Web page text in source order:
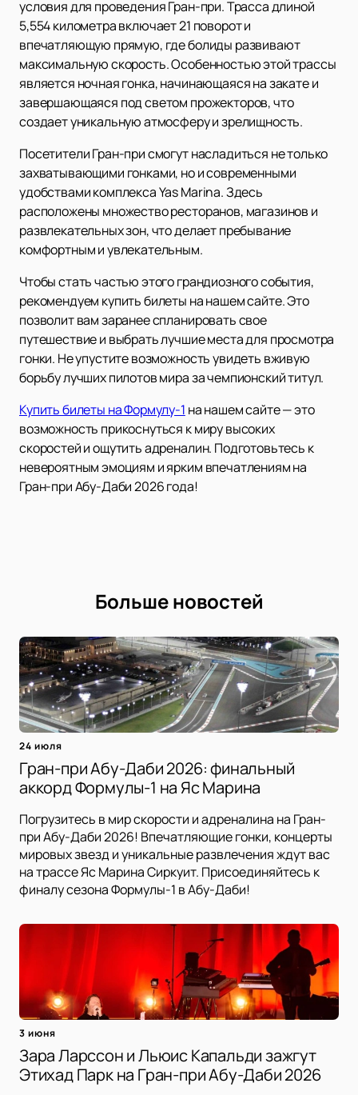
условия для проведения Гран-при. Трасса длиной
5,554 километра включает 21 поворот и
впечатляющую прямую, где болиды развивают
максимальную скорость. Особенностью этой трассы
является ночная гонка, начинающаяся на закате и
завершающаяся под светом прожекторов, что
создает уникальную атмосферу и зрелищность.
Посетители Гран-при смогут насладиться не только
захватывающими гонками, но и современными
удобствами комплекса Yas Marina. Здесь
расположены множество ресторанов, магазинов и
развлекательных зон, что делает пребывание
комфортным и увлекательным.
Чтобы стать частью этого грандиозного события,
рекомендуем купить билеты на нашем сайте. Это
позволит вам заранее спланировать свое
путешествие и выбрать лучшие места для просмотра
гонки. Не упустите возможность увидеть вживую
борьбу лучших пилотов мира за чемпионский титул.
Купить билеты на Формулу-1 на нашем сайте — это
возможность прикоснуться к миру высоких
скоростей и ощутить адреналин. Подготовьтесь к
невероятным эмоциям и ярким впечатлениям на
Гран-при Абу-Даби 2026 года!
Больше новостей
24 июля
Гран-при Абу-Даби 2026: финальный
аккорд Формулы-1 на Яс Марина
Погрузитесь в мир скорости и адреналина на Гран-
при Абу-Даби 2026! Впечатляющие гонки, концерты
мировых звезд и уникальные развлечения ждут вас
на трассе Яс Марина Сиркуит. Присоединяйтесь к
финалу сезона Формулы-1 в Абу-Даби!
3 июня
Зара Ларссон и Льюис Капальди зажгут
Этихад Парк на Гран-при Абу-Даби 2026